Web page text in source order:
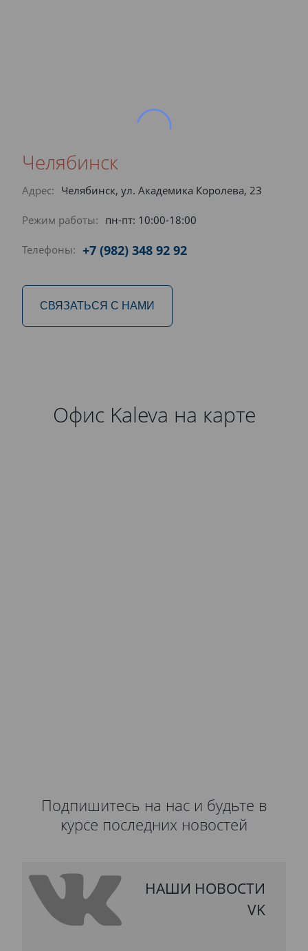
Челябинск
Адрес: Челябинск, ул. Академика Королева, 23
Режим работы: пн-пт: 10:00-18:00
Телефоны: +7 (982) 348 92 92
СВЯЗАТЬСЯ С НАМИ
Офис Kaleva на карте
Подпишитесь на нас и будьте в
курсе последних новостей
НАШИ НОВОСТИ
VK